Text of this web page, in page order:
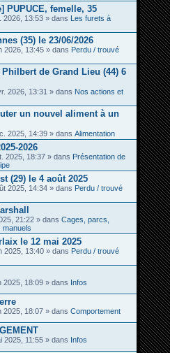
PUPUCE, femelle, 35
2026, 13:53 » dans Les furets à
(35) le 23/06/2026
2026, 13:45 » dans Perdu / trouvé
de Grand Lieu (44) 6
2026, 13:31 » dans Nos actions et
un nouvel aliment à un
2025, 14:39 » dans Alimentation
2026
2025, 18:37 » dans Présentation de
(29) le 4 août 2025
2025, 14:34 » dans Perdu / trouvé
21:22 » dans Cages, parcs,
le 12 mai 2025
2025, 13:40 » dans Perdu / trouvé
2025, 18:09 » dans Infos
2025, 18:07 » dans Comportement
2025, 11:55 » dans Infos